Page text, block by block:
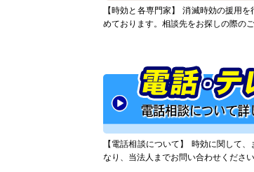
【時効と各専門家】
消滅時効の援用を
めております。相談先をお探しの際の
【電話相談について】
時効に関して、
なり、当法人までお問い合わせください